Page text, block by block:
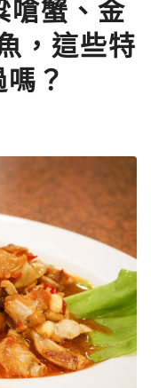
嗆蟹、金
，這些特
？